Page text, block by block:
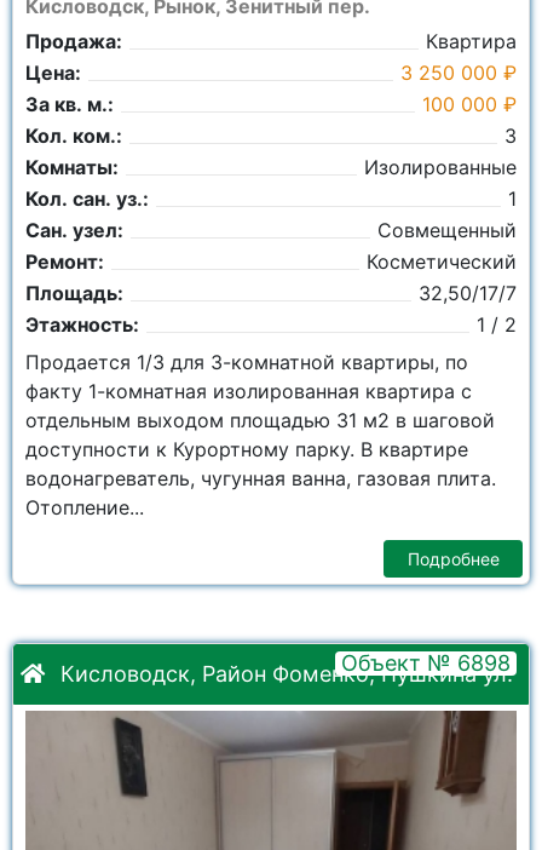
Кисловодск, Рынок, Зенитный пер.
Продажа:
Квартира
Цена:
3 250 000 ₽
За кв. м.:
100 000 ₽
Кол. ком.:
3
Комнаты:
Изолированные
Кол. сан. уз.:
1
Сан. узел:
Совмещенный
Ремонт:
Косметический
Площадь:
32,50/17/7
Этажность:
1 / 2
Продается 1/3 для 3-комнатной квартиры, по
факту 1-комнатная изолированная квартира с
отдельным выходом площадью 31 м2 в шаговой
доступности к Курортному парку. В квартире
водонагреватель, чугунная ванна, газовая плита.
Отопление...
Подробнее
Кисловодск, Район Фоменко, Пушкина ул.
Объект № 6898